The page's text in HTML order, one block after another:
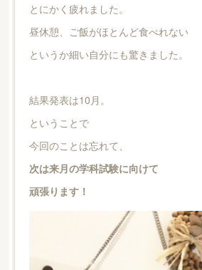
とにかく疲れました。
昼休憩、ご飯がほとんど食べれない
というか細い自分にも驚きました。
結果発表は10月。
ということで
今回のことは忘れて、
次は来月の学科試験に向けて
頑張ります！